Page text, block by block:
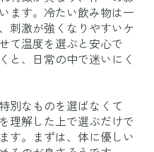
ます。冷たい飲み物は一
刺激が強くなりやすいケ
て温度を選ぶと安心で
と、日常の中で迷いにく
別なものを選ばなくて
理解した上で選ぶだけで
す。まずは、体に優しい